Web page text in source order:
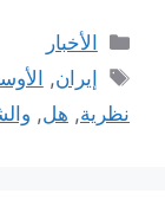
التصنيفات
الأخبار
الوسوم
إيران,
نظرية, هل,